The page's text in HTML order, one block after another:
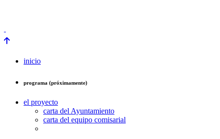
inicio
programa (próximamente)
el proyecto
carta del Ayuntamiento
carta del equipo comisarial